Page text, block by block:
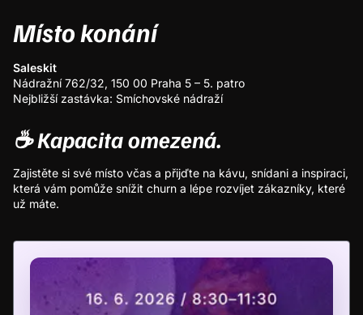
Místo konání
Saleskit
Nádražní 762/32, 150 00 Praha 5 – 5. patro
Nejbližší zastávka: Smíchovské nádraží
☕ Kapacita omezená.
Zajistěte si své místo včas a přijďte na kávu, snídani a inspiraci,
která vám pomůže snížit churn a lépe rozvíjet zákazníky, které
už máte.